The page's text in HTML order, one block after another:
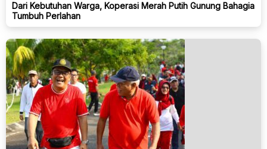
Dari Kebutuhan Warga, Koperasi Merah Putih Gunung Bahagia
Tumbuh Perlahan